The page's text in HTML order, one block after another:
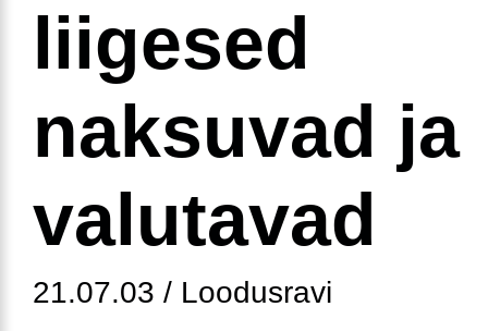
liigesed
naksuvad ja
valutavad
21.07.03 / Loodusravi